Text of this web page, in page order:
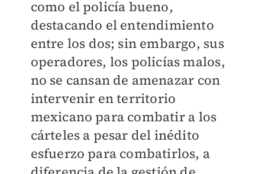
como el policía bueno,
destacando el entendimiento
entre los dos; sin embargo, sus
operadores, los policías malos,
no se cansan de amenazar con
intervenir en territorio
mexicano para combatir a los
cárteles a pesar del inédito
esfuerzo para combatirlos, a